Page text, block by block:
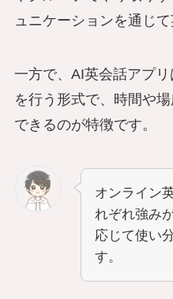
ュニケーションを通じ
一方で、AI英会話アプ
を行う形式で、時間や
できるのが特徴です。
オンライン
れぞれ強み
応じて使い
す。